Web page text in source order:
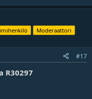
Moderaattori
#17
R30297